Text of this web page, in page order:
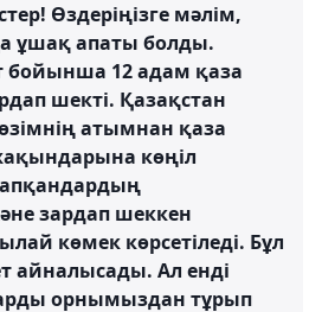
Өздеріңізге мәлім,
ұшақ апаты болды.
бойынша 12 адам қаза
шекті. Қазақстан
атымнан қаза
көңіл
зардап шеккен
көмек көрсетіледі. Бұл
айналысады. Ал енді
орнымыздан тұрып